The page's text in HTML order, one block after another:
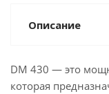
Описание
DM 430 — это
которая